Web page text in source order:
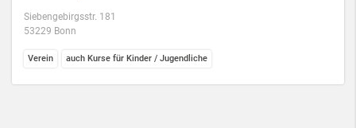
Siebengebirgsstr. 181
53229 Bonn
Verein auch Kurse für Kinder / Jugendliche